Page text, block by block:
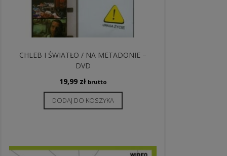
CHLEB I ŚWIATŁO / NA METADONIE –
DVD
19,99 zł brutto
DODAJ DO KOSZYKA